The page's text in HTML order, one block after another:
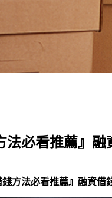
法必看推薦』融
方法必看推薦』融資借